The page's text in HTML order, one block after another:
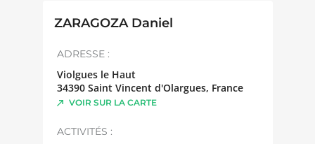
ZARAGOZA Daniel
ADRESSE :
Violgues le Haut
34390 Saint Vincent d'Olargues, France
VOIR SUR LA CARTE
ACTIVITÉS :